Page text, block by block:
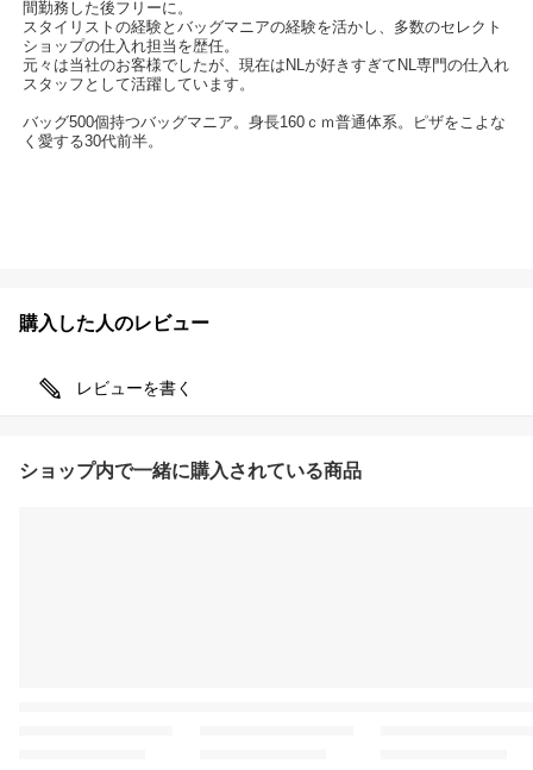
間勤務した後フリーに。
スタイリストの経験とバッグマニアの経験を活かし、多数のセレクト
ショップの仕入れ担当を歴任。
元々は当社のお客様でしたが、現在はNLが好きすぎてNL専門の仕入れ
スタッフとして活躍しています。
バッグ500個持つバッグマニア。身長160ｃｍ普通体系。ピザをこよな
く愛する30代前半。
購入した人のレビュー
レビューを書く
ショップ内で一緒に購入されている商品